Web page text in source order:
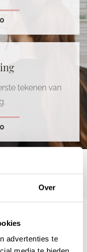
Over
advertenties te
tekenen van